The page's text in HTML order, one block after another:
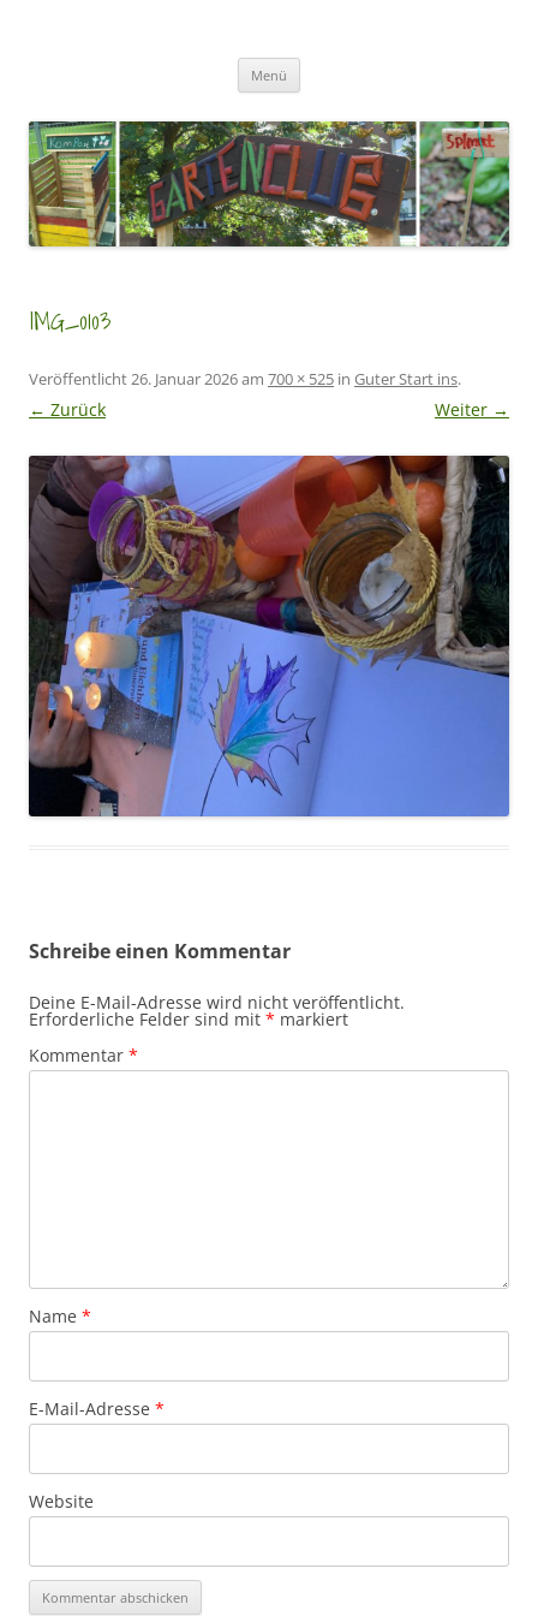
Menü
IMG_0103
Veröffentlicht26. Januar 2026am 700 × 525 in Guter Start ins.
← Zurück Weiter →
Schreibe einen Kommentar
Deine E-Mail-Adresse wird nicht veröffentlicht.
Erforderliche Felder sind mit * markiert
Kommentar *
Name *
E-Mail-Adresse *
Website